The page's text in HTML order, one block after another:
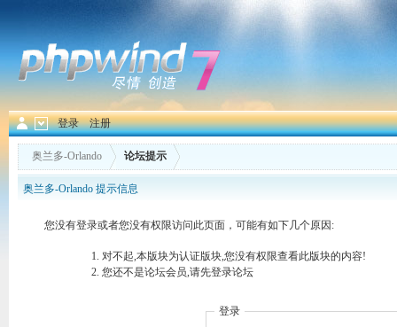
登录 注册
奥兰多-Orlando 论坛提示
奥兰多-Orlando 提示信息
您没有登录或者您没有权限访问此页面，可能有如下几个原因:
对不起,本版块为认证版块,您没有权限查看此版块的内容!
您还不是论坛会员,请先登录论坛
登录